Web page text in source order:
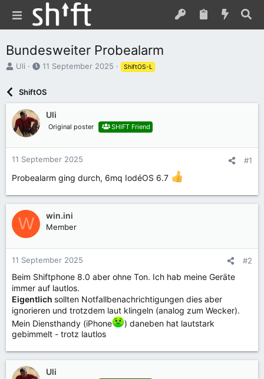
Bundesweiter Probealarm
E
l
l
r
Uli
E
t
a
m
11 September 2025 ShiftOS-L
ShiftOS
Uli
Original poster SHIFT Friend
11 September 2025 #1
Probealarm ging durch, 6mq IodéOS 6.7
W win.ini
Member
11 September 2025 #2
Beim Shiftphone 8.0 aber ohne Ton. Ich hab meine Geräte
immer auf lautlos.
Eigentlich sollten Notfallbenachrichtigungen dies aber
ignorieren und trotzdem laut klingeln (analog zum Wecker).
Mein Diensthandy (iPhone
) daneben hat lautstark
gebimmelt - trotz lautlos
Uli